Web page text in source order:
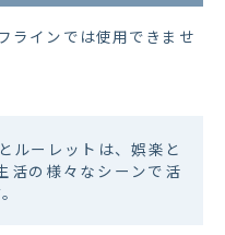
ラインでは使用できませ
ルーレットは、娯楽と
活の様々なシーンで活